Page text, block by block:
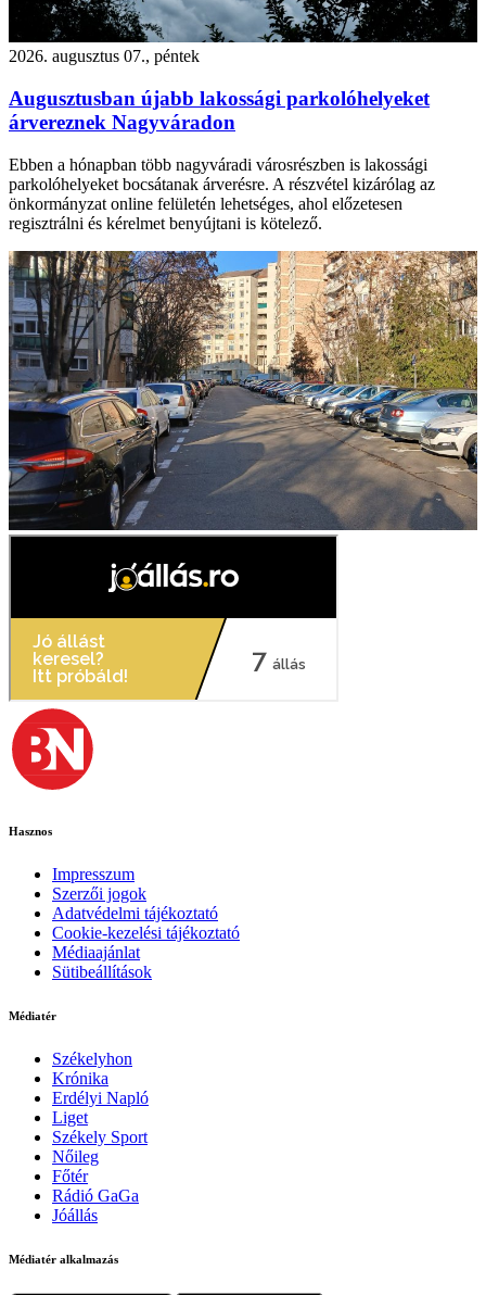
2026. augusztus 07., péntek
Augusztusban újabb lakossági parkolóhelyeket
árvereznek Nagyváradon
Ebben a hónapban több nagyváradi városrészben is lakossági
parkolóhelyeket bocsátanak árverésre. A részvétel kizárólag az
önkormányzat online felületén lehetséges, ahol előzetesen
regisztrálni és kérelmet benyújtani is kötelező.
Hasznos
Impresszum
Szerzői jogok
Adatvédelmi tájékoztató
Cookie-kezelési tájékoztató
Médiaajánlat
Sütibeállítások
Médiatér
Székelyhon
Krónika
Erdélyi Napló
Liget
Székely Sport
Nőileg
Főtér
Rádió GaGa
Jóállás
Médiatér alkalmazás